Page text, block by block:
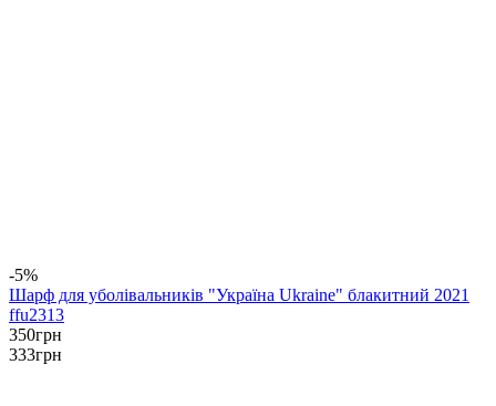
-5%
Шарф для уболівальників "Україна Ukraine" блакитний 2021
ffu2313
350грн
333грн